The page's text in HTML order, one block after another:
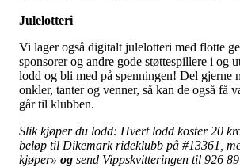
Julelotteri
Vi lager også digitalt julelotteri med flotte
sponsorer og andre gode støttespillere i og
lodd og bli med på spenningen! Del gjerne
onkler, tanter og venner, så kan de også få
går til klubben.
Slik kjøper du lodd: Hvert lodd koster 20
beløp til Dikemark rideklubb på #13361,
kjøper» og send Vippskvitteringen til 926